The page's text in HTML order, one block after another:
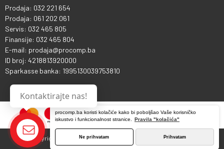
procomp.ba koristi kolačiće kako bi poboljšao Vaše korisničko
iskustvo i funkcionalnost stranice.
Pravila "kolačića"
Ne prihvatam Prihvatam
Prodaja: 032 221 654
Prodaja: 061 202 061
Servis: 032 465 805
Finansije: 032 465 804
E-mail: prodaja@procomp.ba
ID broj: 4218813920000
Sparkasse banka: 1995130039753810
Copyright © 2013 - 2026 ProComp d.o.o. Sva prava pridržana.
Kontaktirajte nas!